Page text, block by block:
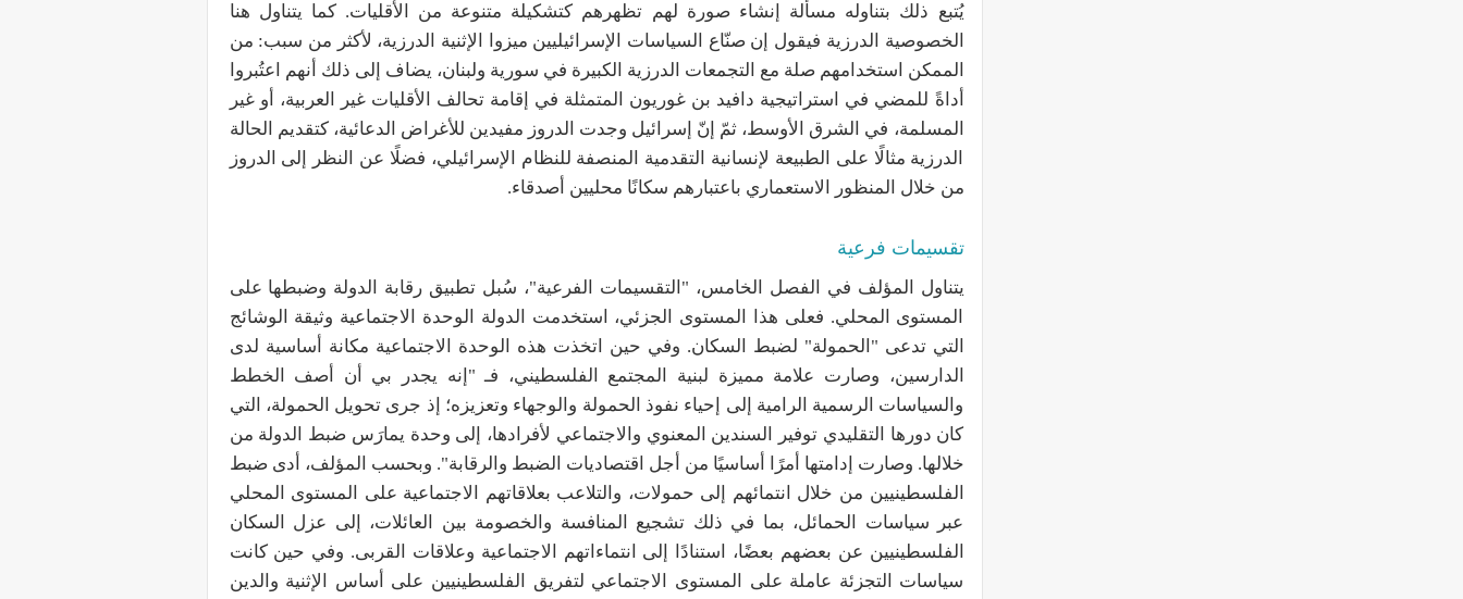
يُتبع ذلك بتناوله مسألة إنشاء صورة لهم تظهرهم كتشكيلة متنوعة من الأقليات. كما يتناول هنا
الخصوصية الدرزية فيقول إن صنّاع السياسات الإسرائيليين ميزوا الإثنية الدرزية، لأكثر من سبب: من
الممكن استخدامهم صلة مع التجمعات الدرزية الكبيرة في سورية ولبنان، يضاف إلى ذلك أنهم اعتُبروا
أداةً للمضي في استراتيجية دافيد بن غوريون المتمثلة في إقامة تحالف الأقليات غير العربية، أو غير
المسلمة، في الشرق الأوسط، ثمّ إنّ إسرائيل وجدت الدروز مفيدين للأغراض الدعائية، كتقديم الحالة
الدرزية مثالًا على الطبيعة لإنسانية التقدمية المنصفة للنظام الإسرائيلي، فضلًا عن النظر إلى الدروز
من خلال المنظور الاستعماري باعتبارهم سكانًا محليين أصدقاء.
تقسيمات فرعية
يتناول المؤلف في الفصل الخامس، "التقسيمات الفرعية"، سُبل تطبيق رقابة الدولة وضبطها على
المستوى المحلي. فعلى هذا المستوى الجزئي، استخدمت الدولة الوحدة الاجتماعية وثيقة الوشائج
التي تدعى "الحمولة" لضبط السكان. وفي حين اتخذت هذه الوحدة الاجتماعية مكانة أساسية لدى
الدارسين، وصارت علامة مميزة لبنية المجتمع الفلسطيني، فـ "إنه يجدر بي أن أصف الخطط
والسياسات الرسمية الرامية إلى إحياء نفوذ الحمولة والوجهاء وتعزيزه؛ إذ جرى تحويل الحمولة، التي
كان دورها التقليدي توفير السندين المعنوي والاجتماعي لأفرادها، إلى وحدة يمارَس ضبط الدولة من
خلالها. وصارت إدامتها أمرًا أساسيًا من أجل اقتصاديات الضبط والرقابة". وبحسب المؤلف، أدى ضبط
الفلسطينيين من خلال انتمائهم إلى حمولات، والتلاعب بعلاقاتهم الاجتماعية على المستوى المحلي
عبر سياسات الحمائل، بما في ذلك تشجيع المنافسة والخصومة بين العائلات، إلى عزل السكان
الفلسطينيين عن بعضهم بعضًا، استنادًا إلى انتماءاتهم الاجتماعية وعلاقات القربى. وفي حين كانت
سياسات التجزئة عاملة على المستوى الاجتماعي لتفريق الفلسطينيين على أساس الإثنية والدين